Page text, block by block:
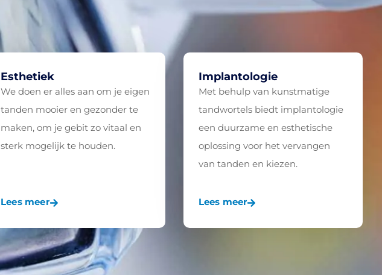
Esthetiek
We doen er alles aan om je eigen
tanden mooier en gezonder te
maken, om je gebit zo vitaal en
sterk mogelijk te houden.
Lees meer
Implantologie
Met behulp van kunstmatige
tandwortels biedt implantologie
een duurzame en esthetische
oplossing voor het vervangen
van tanden en kiezen.
Lees meer